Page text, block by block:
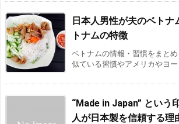
日本人男性が夫のベトナ
トナムの特徴
ベトナムの情報・習慣をまと
似ている習慣やアメリカやヨー
“Made in Japan” という
人が日本製を信頼する理